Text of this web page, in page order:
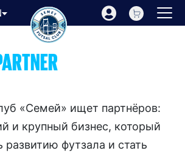
«Семей» ищет партнёров:
и крупный бизнес, который
развитию футзала и стать